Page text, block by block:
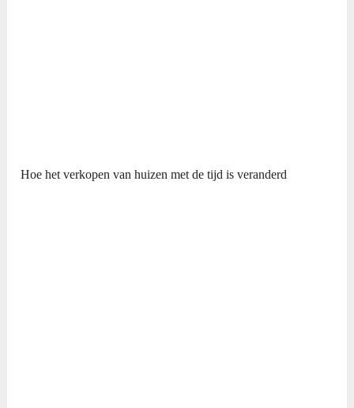
Hoe het verkopen van huizen met de tijd is veranderd